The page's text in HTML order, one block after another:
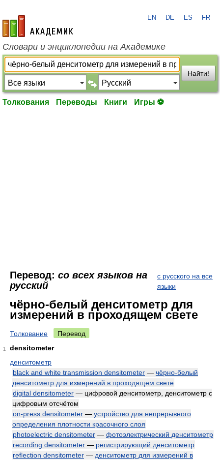
academic.ru
EN DE ES FR
Словари и энциклопедии на Академике
Найти!
Толкования Переводы Книги Игры ⚽
Перевод: со всех языков на
русский
с русского на все
языки
чёрно-белый денситометр для
измерений в проходящем свете
Толкование Перевод
1
densitometer
денситометр
black and white transmission densitometer — чёрно-белый
денситометр для измерений в проходящем свете
digital densitometer — цифровой денситометр, денситометр с
цифровым отсчётом
on-press densitometer — устройство для непрерывного
определения плотности красочного слоя
photoelectric densitometer — фотоэлектрический денситометр
recording densitometer — регистрирующий денситометр
reflection densitometer — денситометр для измерений в